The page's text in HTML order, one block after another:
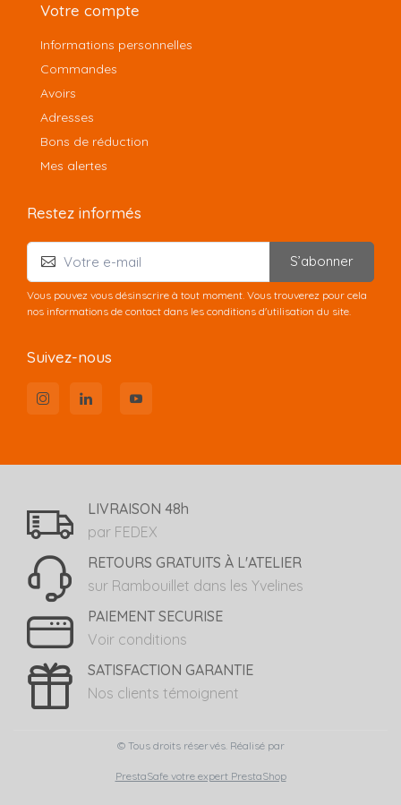
Votre compte
Informations personnelles
Commandes
Avoirs
Adresses
Bons de réduction
Mes alertes
Restez informés
S’abonner
Vous pouvez vous désinscrire à tout moment. Vous trouverez pour cela
nos informations de contact dans les conditions d'utilisation du site.
Suivez-nous
LIVRAISON 48h
par FEDEX
RETOURS GRATUITS À L'ATELIER
sur Rambouillet dans les Yvelines
PAIEMENT SECURISE
Voir conditions
SATISFACTION GARANTIE
Nos clients témoignent
© Tous droits réservés. Réalisé par
PrestaSafe votre expert PrestaShop